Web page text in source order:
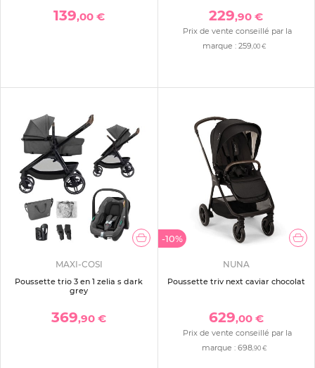
139,00 € 229,90 €
Prix de vente conseillé par la
marque :259 ,00 €
MAXI-COSI
Poussette trio 3 en 1 zelia s dark
grey
369,90 €
-10%
NUNA
Poussette triv next caviar chocolat
629,00 €
Prix de vente conseillé par la
marque :698 ,90 €